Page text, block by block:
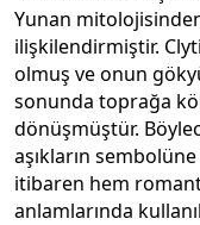
Yunan
ilişkilendirmiştir.
olmuş ve onun
sonunda toprağa
dönüşmüştür.
aşıkların
itibaren hem
anlamlarında